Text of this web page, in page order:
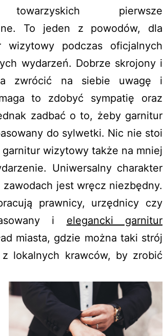
towarzyskich pierwsze
To jeden z powodów, dla
podczas oficjalnych
wydarzeń. Dobrze skrojony i
zwrócić na siebie uwagę i
to zdobyć sympatię oraz
zadbać o to, żeby garnitur
do sylwetki. Nic nie stoi
wizytowy także na mniej
Uniwersalny charakter
jest wręcz niezbędny.
prawnicy, urzędnicy czy
i elegancki garnitur
miasta, gdzie można taki strój
lokalnych krawców, by zrobić